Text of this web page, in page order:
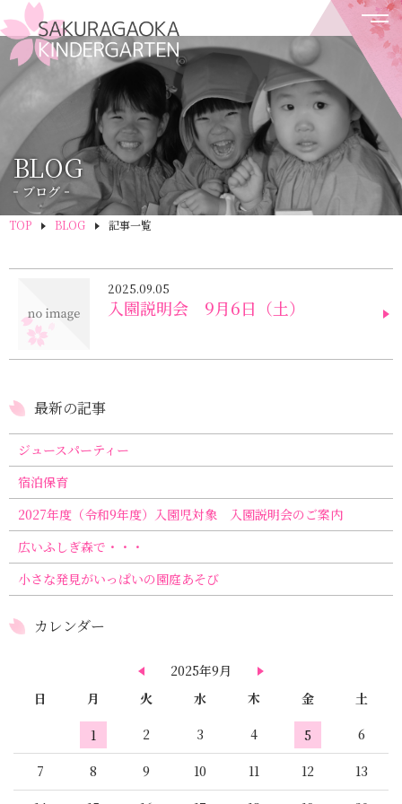
BLOG
ブログ
TOP BLOG 記事一覧
2025.09.05
入園説明会 9月6日（土）
最新の記事
ジュースパーティー
宿泊保育
2027年度（令和9年度）入園児対象 入園説明会のご案内
広いふしぎ森で・・・
小さな発見がいっぱいの園庭あそび
カレンダー
2025年9月
日
月 火 水 木 金 土
1 2 3 4 5 6
7 8 9 10 11 12 13